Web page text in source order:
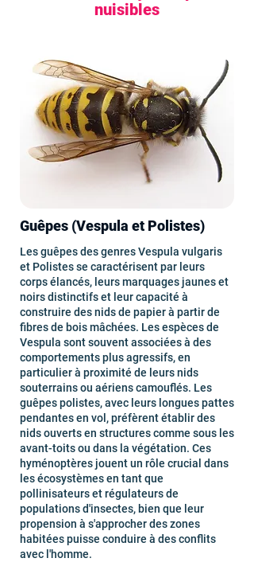
nuisibles
Guêpes (Vespula et Polistes)
Les guêpes des genres Vespula vulgaris
et Polistes se caractérisent par leurs
corps élancés, leurs marquages jaunes et
noirs distinctifs et leur capacité à
construire des nids de papier à partir de
fibres de bois mâchées. Les espèces de
Vespula sont souvent associées à des
comportements plus agressifs, en
particulier à proximité de leurs nids
souterrains ou aériens camouflés. Les
guêpes polistes, avec leurs longues pattes
pendantes en vol, préfèrent établir des
nids ouverts en structures comme sous les
avant-toits ou dans la végétation. Ces
hyménoptères jouent un rôle crucial dans
les écosystèmes en tant que
pollinisateurs et régulateurs de
populations d'insectes, bien que leur
propension à s'approcher des zones
habitées puisse conduire à des conflits
avec l'homme.